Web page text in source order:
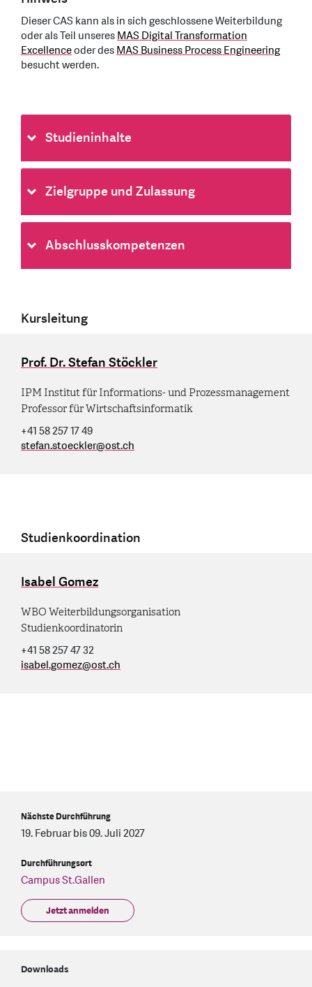
Dieser CAS kann als in sich geschlossene Weiterbildung
oder als Teil unseresMAS Digital Transformation
Excellenceoder desMAS Business Process Engineering
besucht werden.
Studieninhalte
Zielgruppe und Zulassung
Abschlusskompetenzen
Kursleitung
Prof. Dr. Stefan Stöckler
IPM Institut für Informations- und Prozessmanagement
Professor für Wirtschaftsinformatik
+41 58 257 17 49
stefan.stoeckler@ost.ch
Studienkoordination
Isabel Gomez
WBO Weiterbildungsorganisation
Studienkoordinatorin
+41 58 257 47 32
isabel.gomez@ost.ch
Nächste Durchführung
19. Februar bis 09. Juli 2027
Durchführungsort
Campus St.Gallen
Jetzt anmelden
Downloads